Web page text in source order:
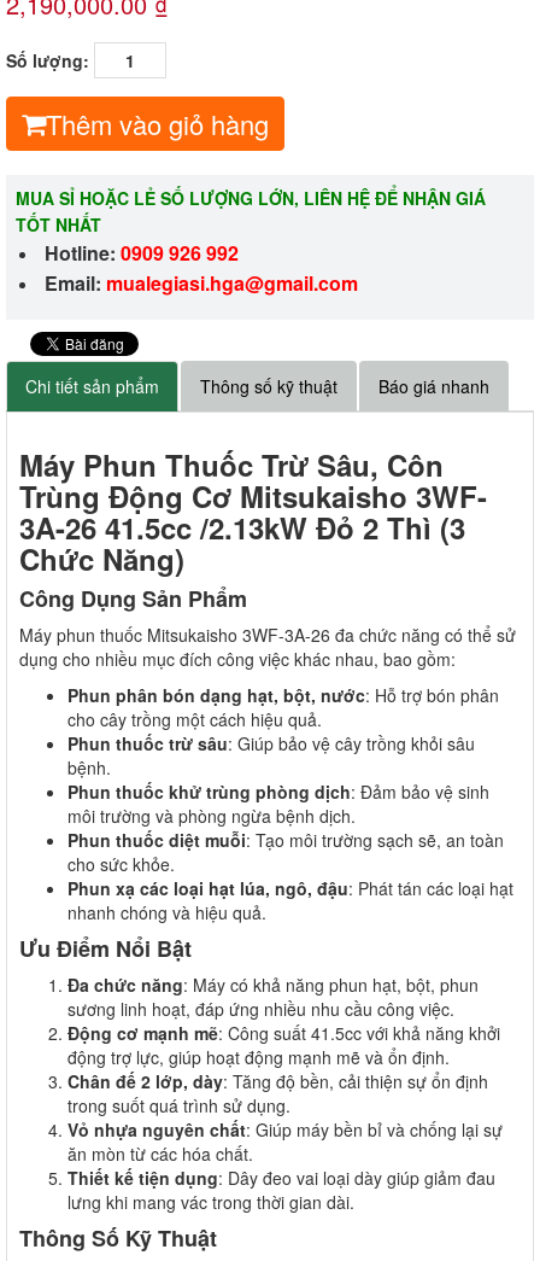
Số lượng:
Thêm vào giỏ hàng
MUA SỈ HOẶC LẺ SỐ LƯỢNG LỚN, LIÊN HỆ ĐỂ NHẬN GIÁ
TỐT NHẤT
Hotline: 0909 926 992
Email: mualegiasi.hga@gmail.com
Chi tiết sản phẩm Thông số kỹ thuật Báo giá nhanh
Máy Phun Thuốc Trừ Sâu, Côn
Trùng Động Cơ Mitsukaisho 3WF-
3A-26 41.5cc /2.13kW Đỏ 2 Thì (3
Chức Năng)
Công Dụng Sản Phẩm
Máy phun thuốc Mitsukaisho 3WF-3A-26 đa chức năng có thể sử
dụng cho nhiều mục đích công việc khác nhau, bao gồm:
Phun phân bón dạng hạt, bột, nước: Hỗ trợ bón phân
cho cây trồng một cách hiệu quả.
Phun thuốc trừ sâu: Giúp bảo vệ cây trồng khỏi sâu
bệnh.
Phun thuốc khử trùng phòng dịch: Đảm bảo vệ sinh
môi trường và phòng ngừa bệnh dịch.
Phun thuốc diệt muỗi: Tạo môi trường sạch sẽ, an toàn
cho sức khỏe.
Phun xạ các loại hạt lúa, ngô, đậu: Phát tán các loại hạt
nhanh chóng và hiệu quả.
Ưu Điểm Nổi Bật
Đa chức năng: Máy có khả năng phun hạt, bột, phun
sương linh hoạt, đáp ứng nhiều nhu cầu công việc.
Động cơ mạnh mẽ: Công suất 41.5cc với khả năng khởi
động trợ lực, giúp hoạt động mạnh mẽ và ổn định.
Chân đế 2 lớp, dày: Tăng độ bền, cải thiện sự ổn định
trong suốt quá trình sử dụng.
Vỏ nhựa nguyên chất: Giúp máy bền bỉ và chống lại sự
ăn mòn từ các hóa chất.
Thiết kế tiện dụng: Dây đeo vai loại dày giúp giảm đau
lưng khi mang vác trong thời gian dài.
Thông Số Kỹ Thuật